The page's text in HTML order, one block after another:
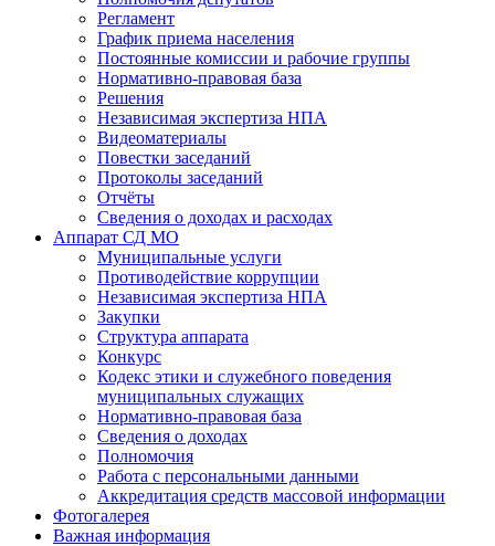
Регламент
График приема населения
Постоянные комиссии и рабочие группы
Нормативно-правовая база
Решения
Независимая экспертиза НПА
Видеоматериалы
Повестки заседаний
Протоколы заседаний
Отчёты
Сведения о доходах и расходах
Аппарат СД МО
Муниципальные услуги
Противодействие коррупции
Независимая экспертиза НПА
Закупки
Структура аппарата
Конкурс
Кодекс этики и служебного поведения
муниципальных служащих
Нормативно-правовая база
Сведения о доходах
Полномочия
Работа с персональными данными
Аккредитация средств массовой информации
Фотогалерея
Важная информация